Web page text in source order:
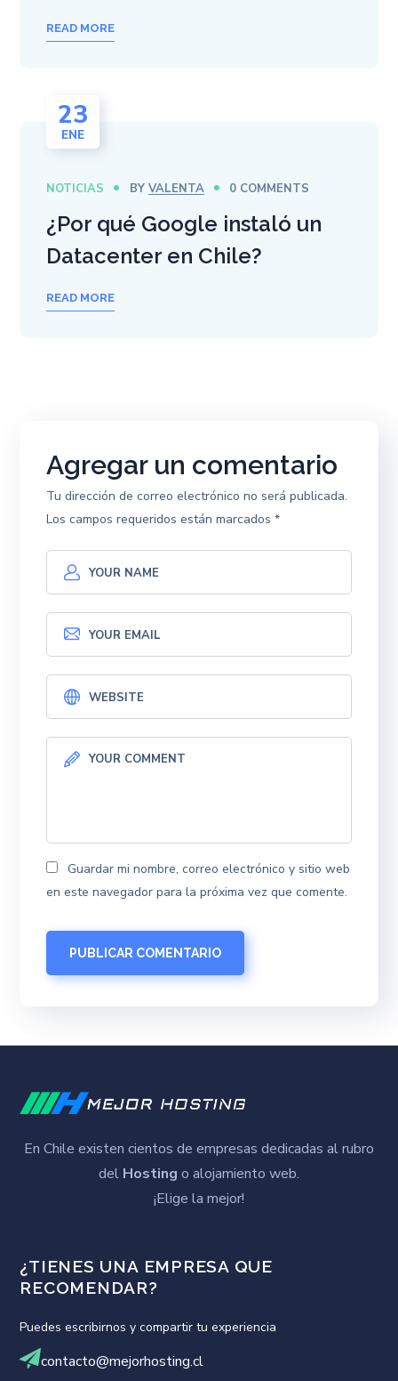
READ MORE
23
ENE
NOTICIAS BY VALENTA 0 COMMENTS
¿Por qué Google instaló un
Datacenter en Chile?
READ MORE
Agregar un comentario
Tu dirección de correo electrónico no será publicada.
Los campos requeridos están marcados*
Guardar mi nombre, correo electrónico y sitio web
en este navegador para la próxima vez que comente.
En Chile existen cientos de empresas dedicadas al rubro
del Hosting o alojamiento web.
¡Elige la mejor!
¿TIENES UNA EMPRESA QUE
RECOMENDAR?
Puedes escribirnos y compartir tu experiencia
contacto@mejorhosting.cl